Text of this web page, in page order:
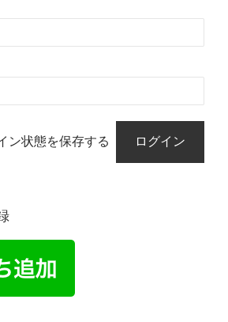
ン状態を保存する